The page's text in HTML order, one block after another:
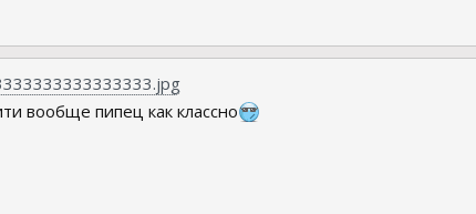
вообще пипец как классно